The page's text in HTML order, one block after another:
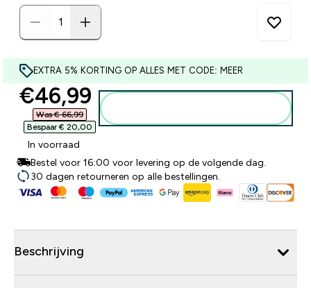
EXTRA 5% KORTING OP ALLES MET CODE: MEER
discounted price
€46,99‎
Was € 66,99‎
Bespaar € 20,00‎
In voorraad
Bestel voor 16:00 voor levering op de volgende dag.
30 dagen retourneren op alle bestellingen.
Beschrijving